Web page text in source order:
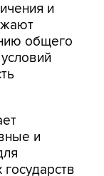
и
общего
и